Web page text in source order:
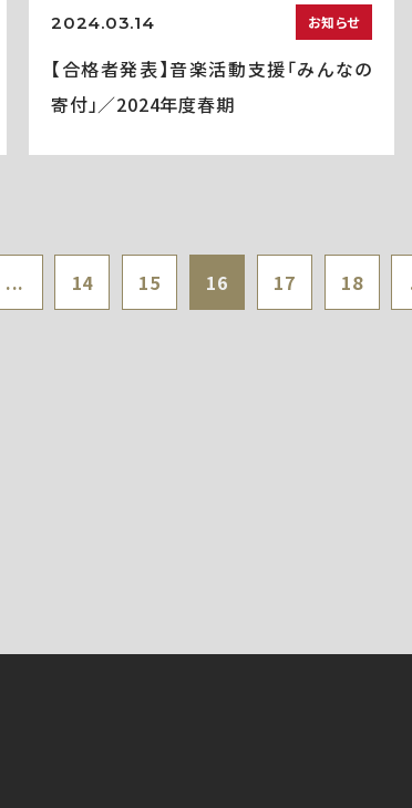
2024.03.14 お知らせ
【合格者発表】音楽活動支援「みんなの
寄付」／2024年度春期
... 14 15 16 17 18